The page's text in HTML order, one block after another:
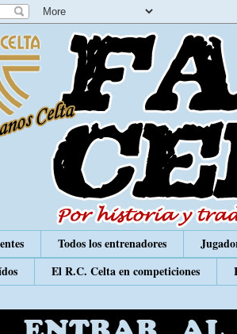
Todos los entrenadores
El R.C. Celta en competiciones